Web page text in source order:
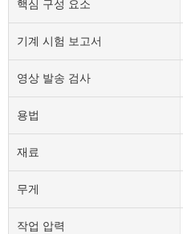
핵심 구성 요소
기계 시험 보고서
영상 발송 검사
용법
재료
무게
작업 압력